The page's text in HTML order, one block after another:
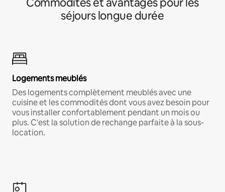
séjours longue durée
Logements meublés
Des logements complètement meublés avec une
cuisine et les commodités dont vous avez besoin pour
vous installer confortablement pendant un mois ou
plus. C'est la solution de rechange parfaite à la sous-
location.